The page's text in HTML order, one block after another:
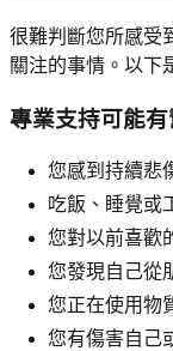
很難判斷您所感受
關注的事情。以下
專業支持可能
您感到持續悲
吃飯、睡覺或
您對以前喜歡
您發現自己從
您正在使用物
您有傷害自己